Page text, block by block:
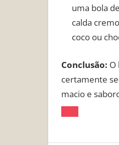
uma bola
calda
coco ou
Conclusão: O
certamente
macio e